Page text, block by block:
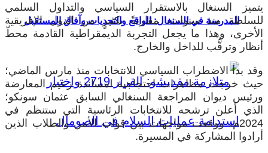
المدرسة في السنغال: الواقع والتحديات وآفاق المستقبل
يتميز السنغال بالاستقرار السياسي والتداول السلمي
للسلطة منذ سنوات، مقارنةً بكثيرٍ من الدول الإفريقية
الأخرى، وهذا ما يجعل التجربة الديمقراطية القادمة محطّ
أنظار وترقُّب للداخل والخارج.
وقد بدأ الاضطراب السياسي للانتخابات منذ مارس الماضي؛
حيث خرجت مظاهرات احتجاجية لمساندة زعيم المعارضة
ورئيس ديوان المراجعة السنغالي السابق عثمان سونكو؛
الذي أعلن ترشحه للانتخابات الرئاسية التي ستنظم في
2024م، ووقعت مواجهات بين قوات الأمن والطلاب الذين
أرادوا المشاركة في المسيرة.